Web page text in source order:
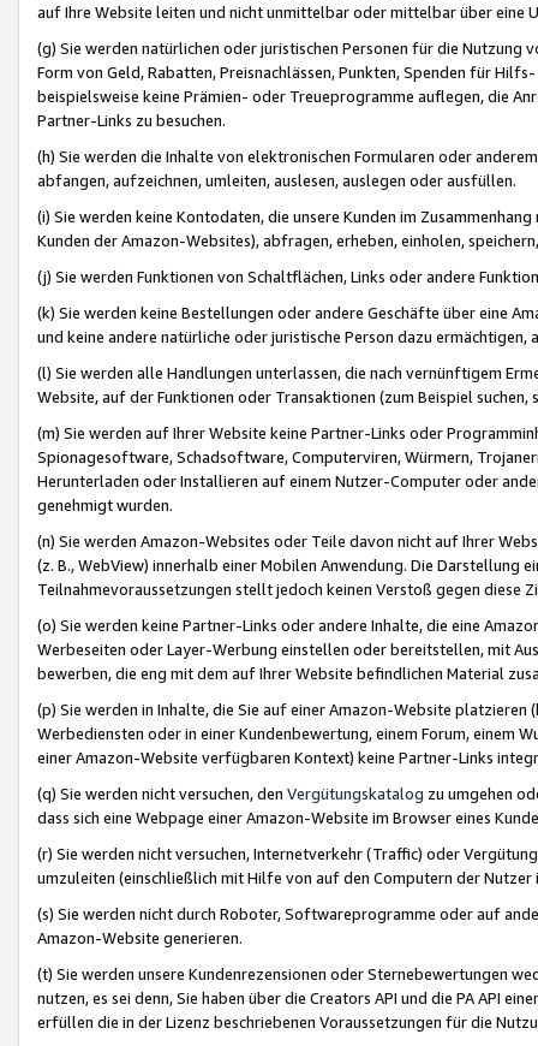
auf Ihre Website leiten und nicht unmittelbar oder mittelbar über eine
(g) Sie werden natürlichen oder juristischen Personen für die Nutzung
Form von Geld, Rabatten, Preisnachlässen, Punkten, Spenden für
beispielsweise keine Prämien- oder Treueprogramme auflegen, die
Partner-Links zu besuchen.
(h) Sie werden die Inhalte von elektronischen Formularen oder
abfangen, aufzeichnen, umleiten, auslesen, auslegen oder ausfüllen.
(i) Sie werden keine Kontodaten, die unsere Kunden im
Kunden der Amazon-Websites), abfragen, erheben, einholen,
(j) Sie werden Funktionen von Schaltflächen, Links oder andere
(k) Sie werden keine Bestellungen oder andere Geschäfte über eine
und keine andere natürliche oder juristische Person dazu
(l) Sie werden alle Handlungen unterlassen, die nach vernünftigem
Website, auf der Funktionen oder Transaktionen (zum Beispiel
(m) Sie werden auf Ihrer Website keine Partner-Links oder
Spionagesoftware, Schadsoftware, Computerviren, Würmern,
Herunterladen oder Installieren auf einem Nutzer-Computer oder
genehmigt wurden.
(n) Sie werden Amazon-Websites oder Teile davon nicht auf Ihrer
(z. B., WebView) innerhalb einer Mobilen Anwendung. Die Darstellung
Teilnahmevoraussetzungen stellt jedoch keinen Verstoß gegen diese
(o) Sie werden keine Partner-Links oder andere Inhalte, die eine
Werbeseiten oder Layer-Werbung einstellen oder bereitstellen, mit
bewerben, die eng mit dem auf Ihrer Website befindlichen Material
(p) Sie werden in Inhalte, die Sie auf einer Amazon-Website
Werbediensten oder in einer Kundenbewertung, einem Forum, einem
einer Amazon-Website verfügbaren Kontext) keine Partner-Links
(q) Sie werden nicht versuchen, den Vergütungskatalog zu umgehen
dass sich eine Webpage einer Amazon-Website im Browser eines
(r) Sie werden nicht versuchen, Internetverkehr (Traffic) oder
umzuleiten (einschließlich mit Hilfe von auf den Computern der
(s) Sie werden nicht durch Roboter, Softwareprogramme oder auf
Amazon-Website generieren.
(t) Sie werden unsere Kundenrezensionen oder Sternebewertungen
nutzen, es sei denn, Sie haben über die Creators API und die PA API
erfüllen die in der Lizenz beschriebenen Voraussetzungen für die